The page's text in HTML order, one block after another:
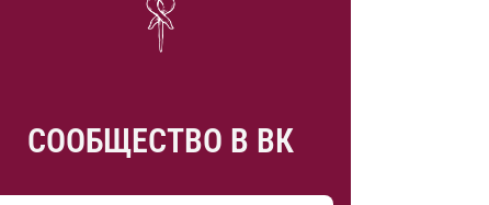
СООБЩЕСТВО В ВК